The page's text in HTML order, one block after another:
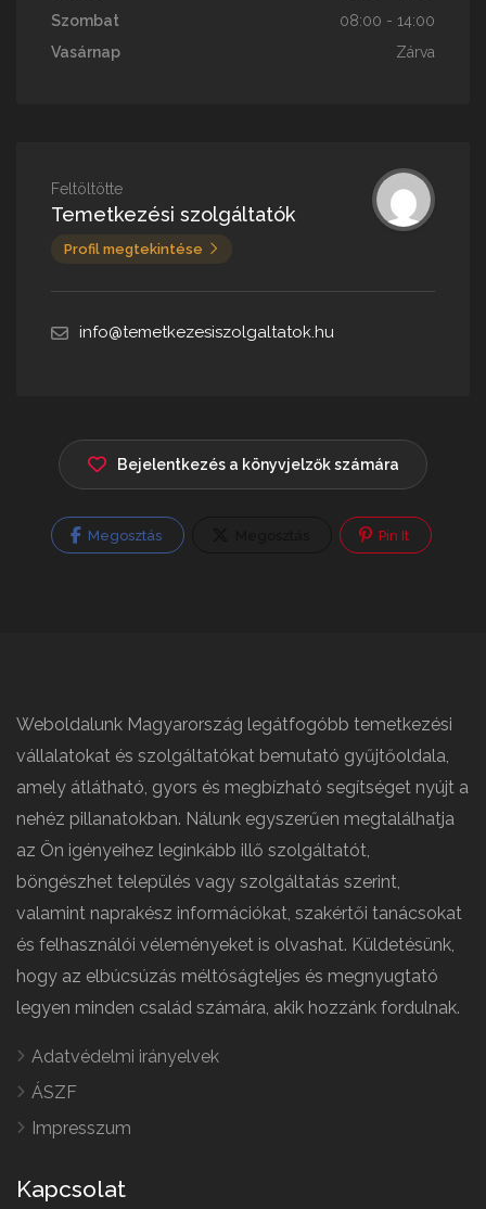
Szombat
08:00 - 14:00
Vasárnap
Zárva
Feltöltötte
Temetkezési szolgáltatók
Profil megtekintése
info@temetkezesiszolgaltatok.hu
Bejelentkezés a könyvjelzők számára
Megosztás Pin It
Weboldalunk Magyarország legátfogóbb temetkezési
vállalatokat és szolgáltatókat bemutató gyűjtőoldala,
amely átlátható, gyors és megbízható segítséget nyújt a
nehéz pillanatokban. Nálunk egyszerűen megtalálhatja
az Ön igényeihez leginkább illő szolgáltatót,
böngészhet település vagy szolgáltatás szerint,
valamint naprakész információkat, szakértői tanácsokat
és felhasználói véleményeket is olvashat. Küldetésünk,
hogy az elbúcsúzás méltóságteljes és megnyugtató
legyen minden család számára, akik hozzánk fordulnak.
Adatvédelmi irányelvek
ÁSZF
Impresszum
Kapcsolat